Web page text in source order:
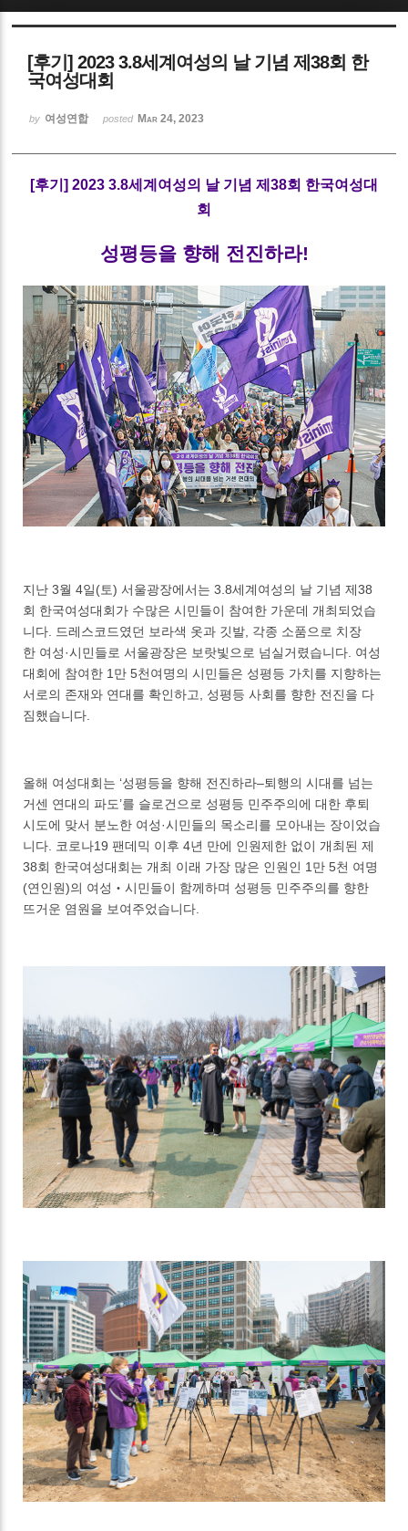
[후기] 2023 3.8세계여성의 날 기념 제38회 한
국여성대회
by 여성연합 posted Mar 24, 2023
[후기] 2023 3.8세계여성의 날 기념 제38회 한국여성대
회
성평등을 향해 전진하라!
지난 3월 4일(토) 서울광장에서는 3.8세계여성의 날 기념 제38
회 한국여성대회가 수많은 시민들이 참여한 가운데 개최되었습
니다. 드레스코드였던 보라색 옷과 깃발, 각종 소품으로 치장
한 여성·시민들로 서울광장은 보랏빛으로 넘실거렸습니다. 여성
대회에 참여한 1만 5천여명의 시민들은 성평등 가치를 지향하는
서로의 존재와 연대를 확인하고, 성평등 사회를 향한 전진을 다
짐했습니다.
올해 여성대회는 ‘성평등을 향해 전진하라–퇴행의 시대를 넘는
거센 연대의 파도’를 슬로건으로 성평등 민주주의에 대한 후퇴
시도에 맞서 분노한 여성·시민들의 목소리를 모아내는 장이었습
니다. 코로나19 팬데믹 이후 4년 만에 인원제한 없이 개최된 제
38회 한국여성대회는 개최 이래 가장 많은 인원인 1만 5천 여명
(연인원)의 여성‧시민들이 함께하며 성평등 민주주의를 향한
뜨거운 염원을 보여주었습니다.
Sketchbook5, 스케치북5
Sketchbook5, 스케치북5